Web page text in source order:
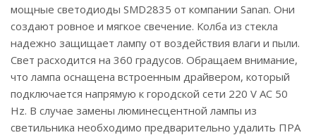
мощные светодиоды SMD2835 от компании Sanan. Они
создают ровное и мягкое свечение. Колба из стекла
надежно защищает лампу от воздействия влаги и пыли.
Свет расходится на 360 градусов. Обращаем внимание,
что лампа оснащена встроенным драйвером, который
подключается напрямую к городской сети 220 V AC 50
Hz. В случае замены люминесцентной лампы из
светильника необходимо предварительно удалить ПРА